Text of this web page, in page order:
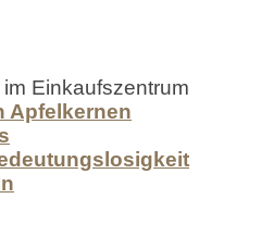
Einkaufszentrum
Apfelkernen